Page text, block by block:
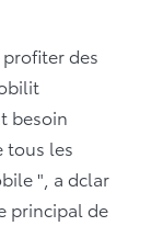
des
besoin
tous les
", a dclar
principal de